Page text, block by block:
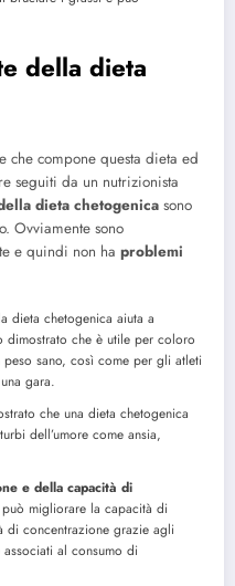
della dieta
che compone questa dieta ed
seguiti da un nutrizionista
dieta chetogenica sono
Ovviamente sono
e quindi non ha problemi
dieta chetogenica aiuta a
dimostrato che è utile per coloro
sano, così come per gli atleti
gara.
che una dieta chetogenica
dell’umore come ansia,
e della capacità di
migliorare la capacità di
di concentrazione grazie agli
al consumo di